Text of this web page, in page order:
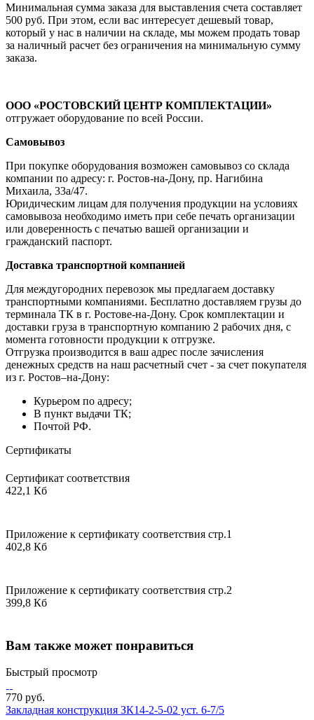
Минимальная сумма заказа для выставления счета составляет
500 руб. При этом, если вас интересует дешевый товар,
который у нас в наличии на складе, мы можем продать товар
за наличный расчет без ограничения на минимальную сумму
заказа.
ООО «РОСТОВСКИЙ ЦЕНТР КОМПЛЕКТАЦИИ»
отгружает оборудование по всей России.
Самовывоз
При покупке оборудования возможен самовывоз со склада
компании по адресу: г. Ростов-на-Дону, пр. Нагибина
Михаила, 33а/47.
Юридическим лицам для получения продукции на условиях
самовывоза необходимо иметь при себе печать организации
или доверенность с печатью вашей организации и
гражданский паспорт.
Доставка транспортной компанией
Для междугородних перевозок мы предлагаем доставку
транспортными компаниями. Бесплатно доставляем грузы до
терминала ТК в г. Ростове-на-Дону. Срок комплектации и
доставки груза в транспортную компанию 2 рабочих дня, с
момента готовности продукции к отгрузке.
Отгрузка производится в ваш адрес после зачисления
денежных средств на наш расчетный счет - за счет покупателя
из г. Ростов–на-Дону:
Курьером по адресу;
В пункт выдачи ТК;
Почтой РФ.
Сертификаты
Сертификат соответствия
422,1 Кб
Приложение к сертификату соответствия стр.1
402,8 Кб
Приложение к сертификату соответствия стр.2
399,8 Кб
Вам также может понравиться
Быстрый просмотр
770 руб.
Закладная конструкция ЗК14-2-5-02 уст. 6-7/5